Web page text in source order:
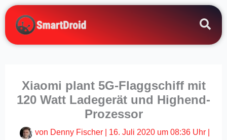
Zum
Inhalt
springen
Xiaomi plant 5G-Flaggschiff mit
120 Watt Ladegerät und Highend-
Prozessor
von Denny Fischer 16. Juli 2020 um 08:36 Uhr